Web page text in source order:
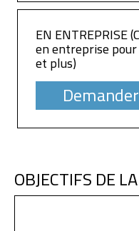
EN ENTREPRISE
en entreprise
et plus)
OBJECTIFS DE